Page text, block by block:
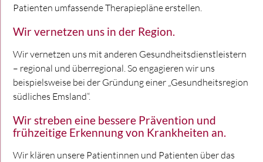
Patienten umfassende Therapiepläne erstellen.
Wir vernetzen uns in der Region.
Wir vernetzen uns mit anderen Gesundheitsdienstleistern
– regional und überregional. So engagieren wir uns
beispielsweise bei der Gründung einer „Gesundheitsregion
südliches Emsland“.
Wir streben eine bessere Prävention und
frühzeitige Erkennung von Krankheiten an.
Wir klären unsere Patientinnen und Patienten über das